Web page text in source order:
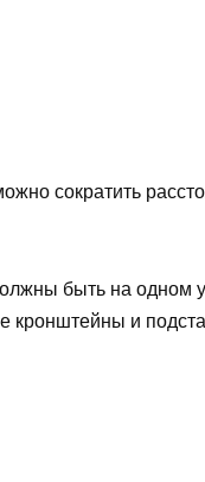
сократить
быть на одном
кронштейны и